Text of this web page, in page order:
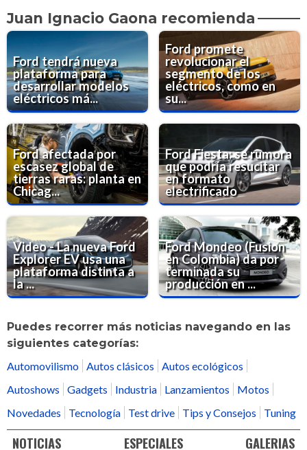
Juan Ignacio Gaona recomienda
Ford tendrá nueva
plataforma para
desarrollar modelos
eléctricos má...
Ford promete
revolucionar el
segmento de los
eléctricos, como en
su...
Ford afectada por
escasez global de
tierras raras: planta en
Chicag...
Ford Fiesta: se rumora
que podría resucitar
en formato
electrificado
Video - La nueva Ford
Explorer EV usa una
plataforma distinta a
la ...
Ford Mondeo (Fusion
en Colombia) da por
terminada su
producción en ...
Puedes recorrer más noticias navegando en las
siguientes categorías:
Automovilismo Autos clásicos
Autos ecológicos
Autoshows
Gadgets Industria Lanzamientos
Motos
Novedades
Tecnología Test drive Tips y Consejos Tuning
NOTICIAS ESPECIALES GALERIAS